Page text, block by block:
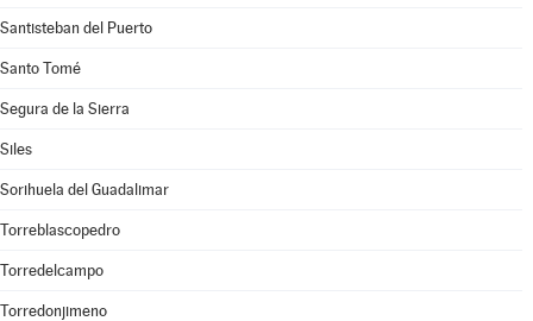
Santisteban del Puerto
Santo Tomé
Segura de la Sierra
Siles
Sorihuela del Guadalimar
Torreblascopedro
Torredelcampo
Torredonjimeno